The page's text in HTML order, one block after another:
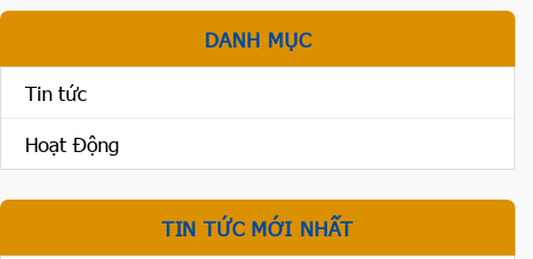
DANH MỤC
Tin tức
Hoạt Động
TIN TỨC MỚI NHẤT